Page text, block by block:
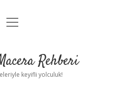
Anasayfa
Uyarı
menüyü
Rehberi
keyifli yolculuk!